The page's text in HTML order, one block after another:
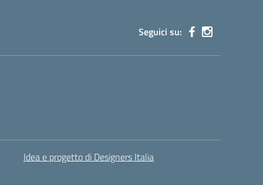
Seguici su:
Idea e progetto di Designers Italia